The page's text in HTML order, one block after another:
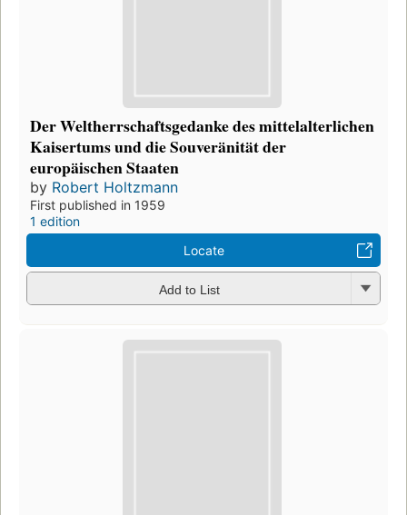
Der Weltherrschaftsgedanke des mittelalterlichen
Kaisertums und die Souveränität der
europäischen Staaten
by Robert Holtzmann
First published in 1959
1 edition
Locate
Add to List